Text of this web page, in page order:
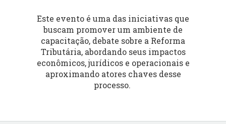
Este evento é uma das iniciativas que
buscam promover um ambiente de
capacitação, debate sobre a Reforma
Tributária, abordando seus impactos
econômicos, jurídicos e operacionais e
aproximando atores chaves desse
processo.